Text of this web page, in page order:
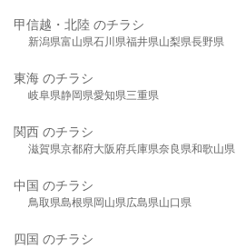
甲信越・北陸 のチラシ
新潟県富山県石川県福井県山梨県長野県
東海 のチラシ
岐阜県静岡県愛知県三重県
関西 のチラシ
滋賀県京都府大阪府兵庫県奈良県和歌山県
中国 のチラシ
鳥取県島根県岡山県広島県山口県
四国 のチラシ